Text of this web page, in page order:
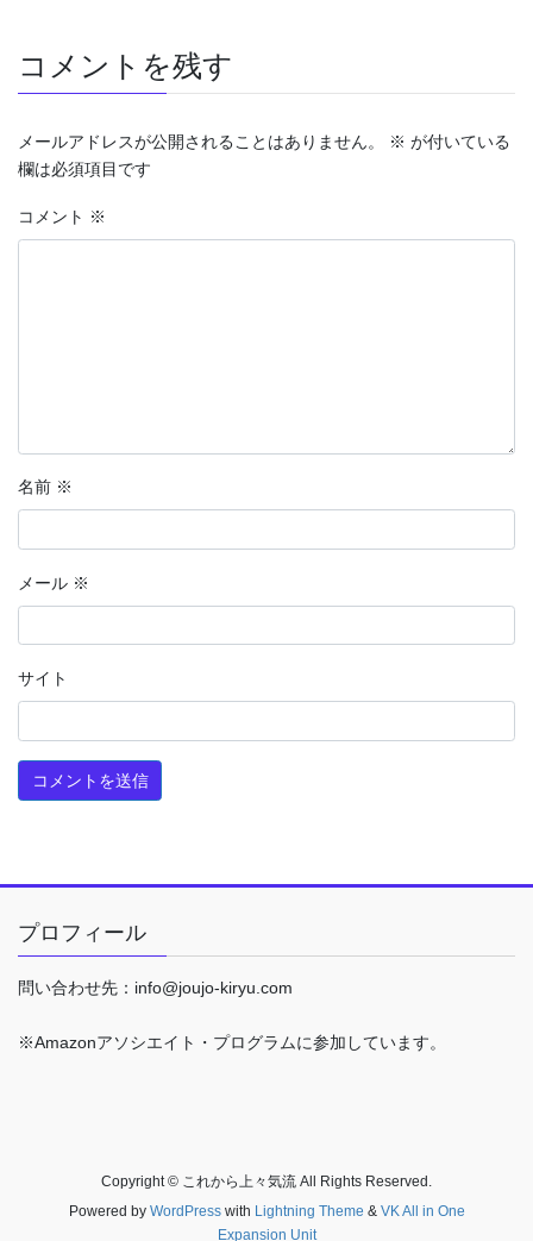
コメントを残す
メールアドレスが公開されることはありません。 ※ が付いている
欄は必須項目です
コメント ※
名前 ※
メール ※
サイト
プロフィール
問い合わせ先：info@joujo-kiryu.com
※Amazonアソシエイト・プログラムに参加しています。
Copyright © これから上々気流 All Rights Reserved.
Powered by WordPresswith Lightning Theme & VK All in One
Expansion Unit